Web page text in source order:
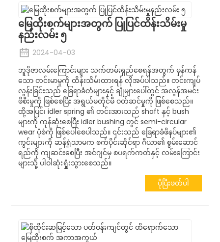
မြေထိုးစက်များအတွက် ပြုပြင်ထိန်းသိမ်းမှု
နည်းလမ်း ၅
2024-04-03
ဘူဒိုဇာလမ်းကြောင်းများ သက်တမ်းရှည်စေရန်အတွက် မှန်ကန်
သော တင်းမာမှုကို ထိန်းသိမ်းထားရန် လိုအပ်ပါသည်။ တင်းကျပ်
လွန်းခြင်းသည် ခြေရာခံတံများနှင့် ချုံများပေါ်တွင် အလွန်အမင်း
ဖိစီးမှုကို ဖြစ်စေပြီး အရွယ်မတိုင်မီ ဝတ်ဆင်မှုကို ဖြစ်စေသည်။
ထို့အပြင်၊ idler spring ၏ တင်းအားသည် shaft နှင့် bush
များကို ကုန်ဆုံးစေပြီး idler bushing တွင် semi-circular
wear ပုံစံကို ဖြစ်ပေါ်စေပါသည်။ ၎င်းသည် ခြေရာခံဖိနပ်များ၏
ကွင်းများကို ဆန့်ရုံသာမက စက်ပိုင်းဆိုင်ရာ ဂီယာ၏ စွမ်းဆောင်
ရည်ကို ကျဆင်းစေပြီး အင်ဂျင်မှ စပရက်ကတ်နှင့် လမ်းကြောင်း
များသို့ ပါဝါဆုံးရှုံးသွားစေသည်။
ပိုပြီးဖတ်ပါ